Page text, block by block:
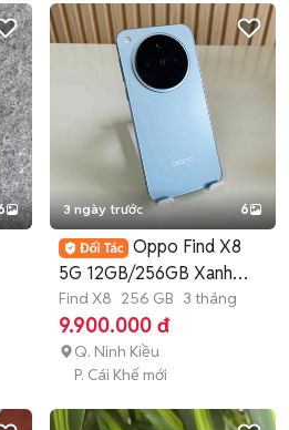
3 ngày trước 6
Oppo Find X8
5G 12GB/256GB Xanh
dương
Find X8 256 GB 3 tháng
9.900.000 đ
Q. Ninh Kiều
P. Cái Khế mới